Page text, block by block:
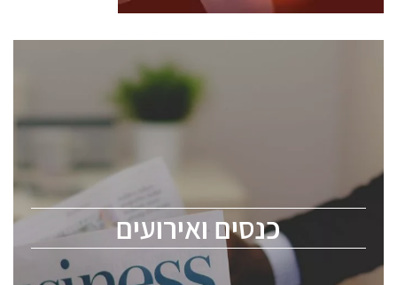
כנסים ואירועים
כנסים ואירועים
לכל העוסקים בתעשיית הסמיקונדקטור כולל מהנדסים,
ChipEx2026 will be held on May 12-13, 2026. The
conference is intended for everyone involved in the